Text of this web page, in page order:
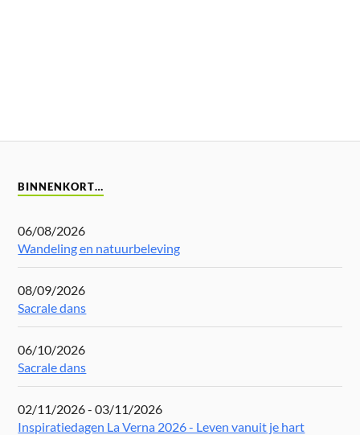
BINNENKORT…
06/08/2026
Wandeling en natuurbeleving
08/09/2026
Sacrale dans
06/10/2026
Sacrale dans
02/11/2026 - 03/11/2026
Inspiratiedagen La Verna 2026 - Leven vanuit je hart